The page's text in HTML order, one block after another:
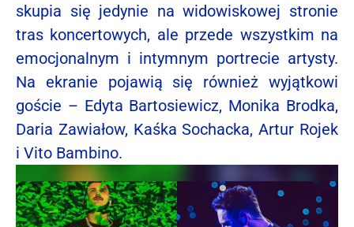
skupia się jedynie na widowiskowej stronie
tras koncertowych, ale przede wszystkim na
emocjonalnym i intymnym portrecie artysty.
Na ekranie pojawią się również wyjątkowi
goście – Edyta Bartosiewicz, Monika Brodka,
Daria Zawiałow, Kaśka Sochacka, Artur Rojek
i Vito Bambino.